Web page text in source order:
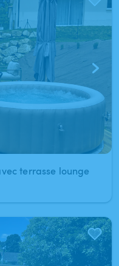
terrasse lounge